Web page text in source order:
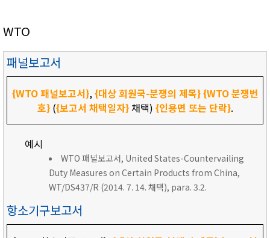
WTO
패널보고서
{WTO 패널보고서},{대상 회원국-분쟁의 제목}{WTO 분쟁번
호}({보고서 채택일자}채택) {인용면 또는 단락}.
예시
WTO 패널보고서, United States-Countervailing
Duty Measures on Certain Products from China,
WT/DS437/R (2014. 7. 14. 채택), para. 3.2.
항소기구보고서